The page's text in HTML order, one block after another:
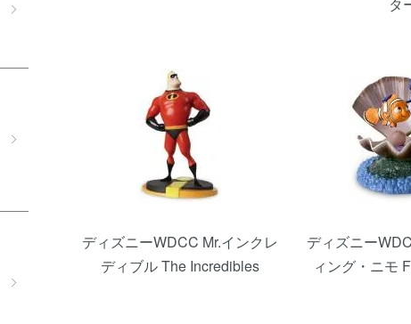
ディズニーWDCC Mr.インクレ
ディブル The Incredibles
ディズニー
ィング・ニモ